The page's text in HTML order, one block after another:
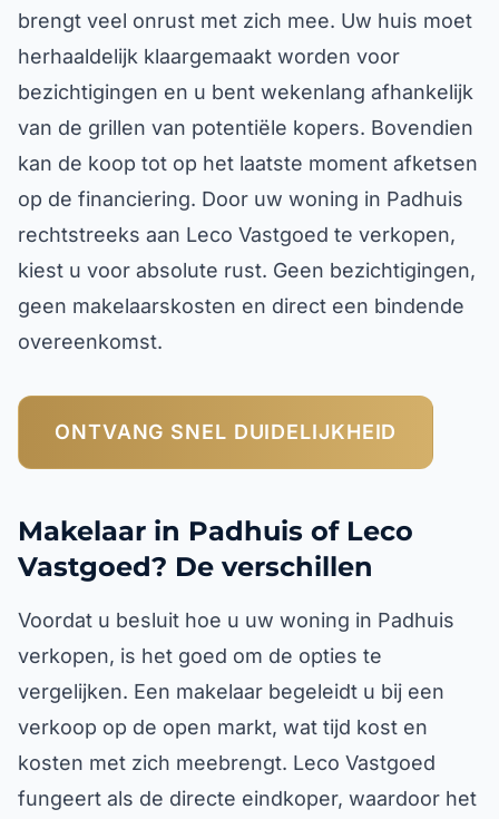
brengt veel onrust met zich mee. Uw huis moet
herhaaldelijk klaargemaakt worden voor
bezichtigingen en u bent wekenlang afhankelijk
van de grillen van potentiële kopers. Bovendien
kan de koop tot op het laatste moment afketsen
op de financiering. Door uw woning in Padhuis
rechtstreeks aan Leco Vastgoed te verkopen,
kiest u voor absolute rust. Geen bezichtigingen,
geen makelaarskosten en direct een bindende
overeenkomst.
ONTVANG SNEL DUIDELIJKHEID
Makelaar in Padhuis of Leco
Vastgoed? De verschillen
Voordat u besluit hoe u uw woning in Padhuis
verkopen, is het goed om de opties te
vergelijken. Een makelaar begeleidt u bij een
verkoop op de open markt, wat tijd kost en
kosten met zich meebrengt. Leco Vastgoed
fungeert als de directe eindkoper, waardoor het